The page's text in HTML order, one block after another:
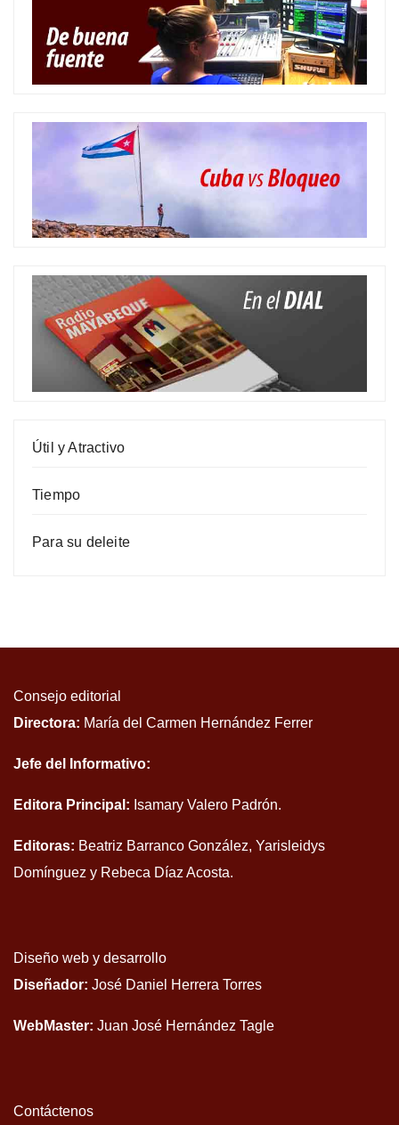
Útil y Atractivo
Tiempo
Para su deleite
Consejo editorial
Directora: María del Carmen Hernández Ferrer
Jefe del Informativo:
Editora Principal: Isamary Valero Padrón.
Editoras: Beatriz Barranco González, Yarisleidys
Domínguez y Rebeca Díaz Acosta.
Diseño web y desarrollo
Diseñador: José Daniel Herrera Torres
WebMaster: Juan José Hernández Tagle
Contáctenos